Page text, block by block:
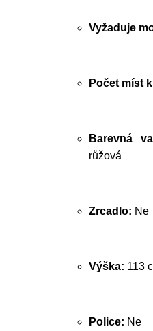
Vyžaduje
Počet míst
Barevná
růžová
Zrcadlo: Ne
Výška: 113
Police: Ne